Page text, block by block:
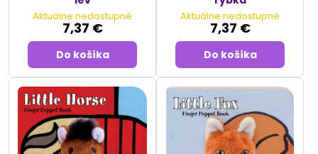
Aktuálne nedostupné
7,37 €
Do košíka
Aktuálne nedostupné
7,37 €
Do košíka